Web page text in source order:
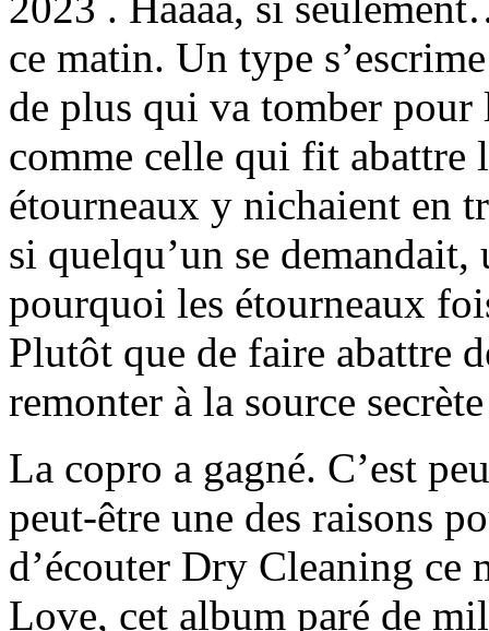
ce matin. Un type
de plus qui va tomber pour
comme celle qui fit abattre
étourneaux y nichaient en
si quelqu’un se
pourquoi les étourneaux
Plutôt que de faire abattre
remonter à la source
La copro a gagné. C’est
peut-être une des raisons
d’écouter Dry Cleaning ce
Love, cet album paré de